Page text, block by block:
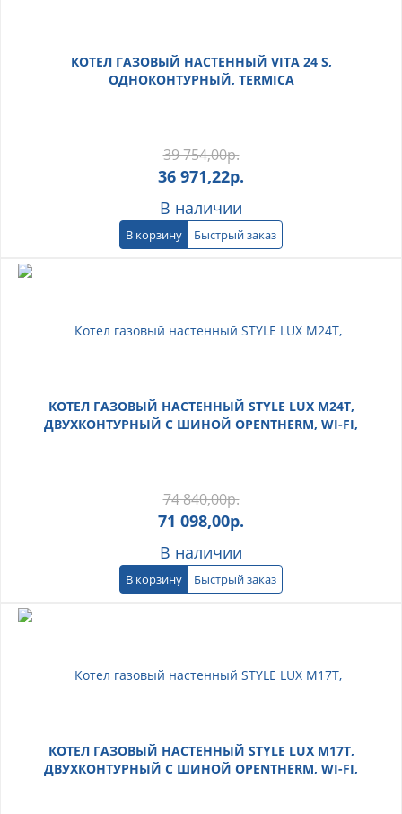
КОТЕЛ ГАЗОВЫЙ НАСТЕННЫЙ VITA 24 S,
ОДНОКОНТУРНЫЙ, TERMICA
39 754,00р.
36 971,22р.
В наличии
В корзину Быстрый заказ
КОТЕЛ ГАЗОВЫЙ НАСТЕННЫЙ STYLE LUX M24T,
ДВУХКОНТУРНЫЙ С ШИНОЙ OPENTHERM, WI-FI,
74 840,00р.
71 098,00р.
В наличии
В корзину Быстрый заказ
КОТЕЛ ГАЗОВЫЙ НАСТЕННЫЙ STYLE LUX M17T,
ДВУХКОНТУРНЫЙ С ШИНОЙ OPENTHERM, WI-FI,